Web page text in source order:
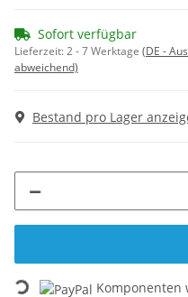
Sofort verfügbar
Lieferzeit:2 - 7 Werktage (DE -
abweichend)
Bestand pro Lager
Loading... Komponenten